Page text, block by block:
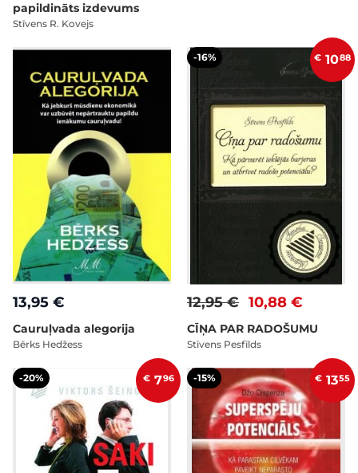
papildināts izdevums
Stīvens R. Kovejs
13,95 €
Cauruļvada alegorija
Bērks Hedžess
-16% € 1088
10,88 €
12,95 €
CĪŅA PAR RADOŠUMU
Stīvens Pesfīlds
-20% € 796 -15% € 1355